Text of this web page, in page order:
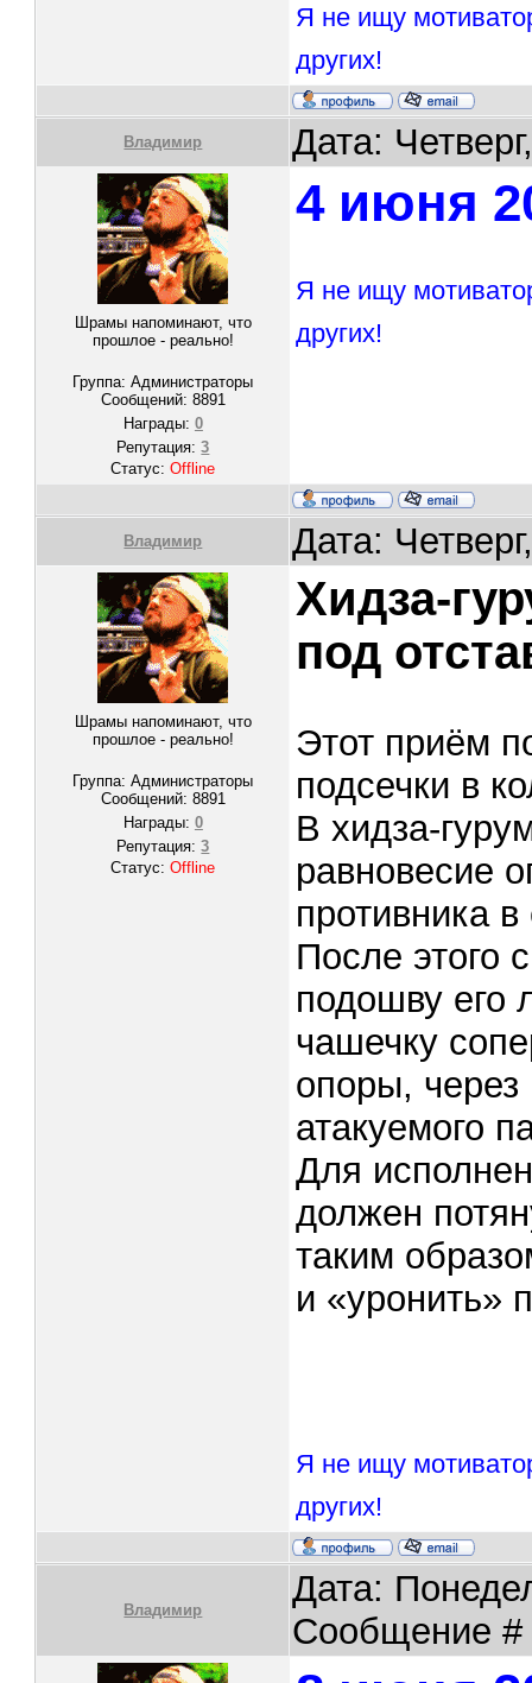
Я не ищу
других!
Владимир Дата:
Шрамы напоминают, что
прошлое - реально!
Группа: Администраторы
Сообщений: 8891
Награды: 0
Репутация:3
Статус:Offline
4 июня
Я не ищу
других!
Владимир Дата:
Шрамы напоминают, что
прошлое - реально!
Группа: Администраторы
Сообщений: 8891
Награды: 0
Репутация:3
Статус:Offline
Хидза-
под
Этот приём
подсечки в
В хидза-
равновесие
противника
После этого
подошву его
чашечку
опоры,
атакуемого
Для
должен
таким
и «уронить»
Я не ищу
других!
Владимир
Дата:
Сообщение